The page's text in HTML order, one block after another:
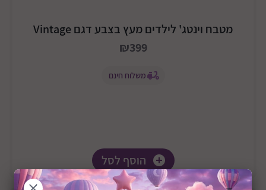
מטבח וינטג' לילדים מעץ בצבע דגם Vintage
₪399
משלוח חינם
הוסף לסל